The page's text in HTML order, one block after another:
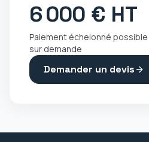
6 000 € HT
Paiement échelonné possible
sur demande
Demander un devis